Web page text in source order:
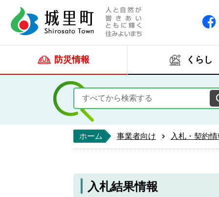
防災情報 くらし
ホーム 事業者向け 入札・契約
入札結果情報